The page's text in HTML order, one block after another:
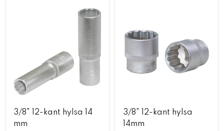
3/8" 12-kant hylsa 14
mm
3/8" 12-kant hylsa
14mm